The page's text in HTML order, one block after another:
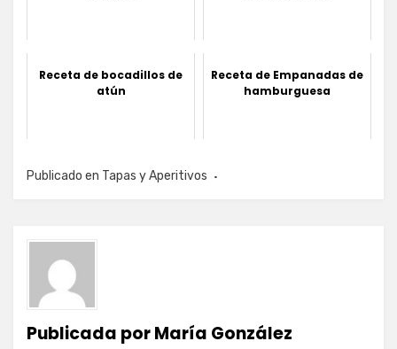
Receta de bocadillos de
atún
Receta de Empanadas de
hamburguesa
Publicado en Tapas y Aperitivos
Publicada porMaría González